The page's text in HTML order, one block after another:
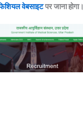
वेबसाइटपर जाना होगा।